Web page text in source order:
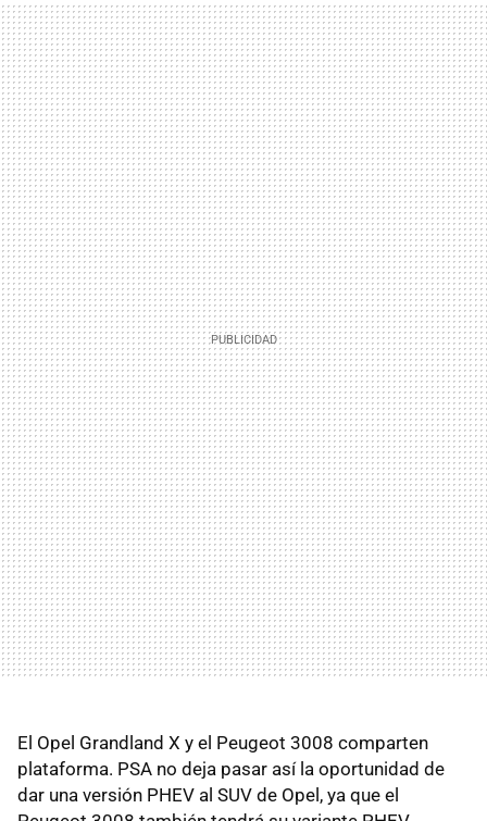
El Opel Grandland X y el Peugeot 3008 comparten
plataforma. PSA no deja pasar así la oportunidad de
dar una versión PHEV al SUV de Opel, ya que el